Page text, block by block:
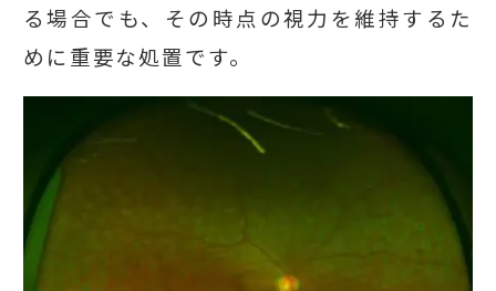
る場合でも、その時点の視力を維持するた
めに重要な処置です。